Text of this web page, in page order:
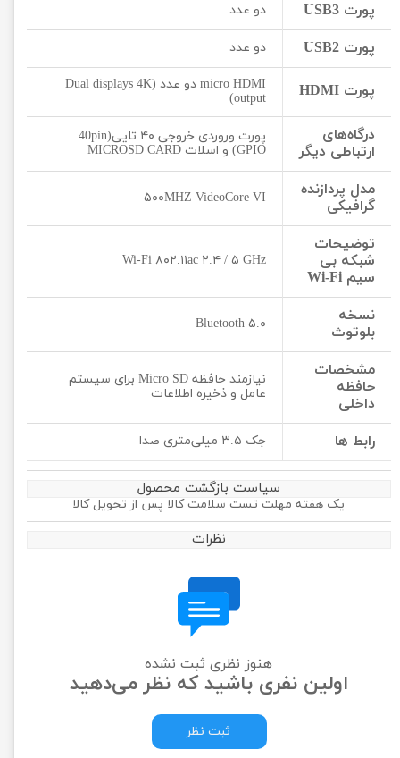
پورت USB3 دو عدد
پورت USB2 دو عدد
پورت HDMI
micro HDMI دو عدد (Dual displays 4K
output)
درگاه‌های
ارتباطی دیگر
پورت وروردی خروجی ۴۰ تایی(40pin
GPIO) و اسلات MICROSD CARD
مدل پردازنده
گرافیکی
۵۰۰MHZ VideoCore VI
توضیحات
شبکه بی
سیم Wi-Fi
Wi-Fi ۸۰۲.۱۱ac ۲.۴ / ۵ GHz
نسخه
بلوتوث
Bluetooth ۵.۰
مشخصات
حافظه
داخلی
نیازمند حافظه Micro SD برای سیستم
عامل و ذخیره اطلاعات
رابط ها جک ۳.۵ میلی‌متری صدا
سیاست بازگشت محصول
یک هفته مهلت تست سلامت کالا پس از تحویل کالا
نظرات
هنوز نظری ثبت نشده
اولین نفری باشید که نظر می‌دهید
ثبت نظر